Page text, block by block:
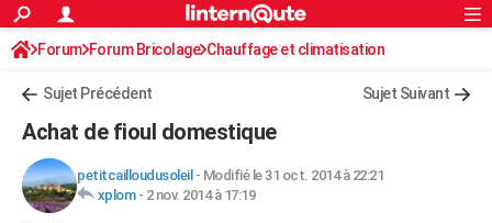
ACTUALITÉS
Politique
Société
Faits Divers
Education
Monde
Villes
+
FINANCE
Retraite
Impôts
Epargne
Immobilier
Risques naturels par ville
Banque
Assurance
Crédit
AUTO
Rechercher
S'inscrire
Connexion
Forum Forum Bricolage Chauffage et climatisation
Sujet Précédent Sujet Suivant
Achat de fioul domestique
petitcailloudusoleil - Modifié le 31 oct. 2014 à 22:21
xplom- 2 nov. 2014 à 17:19